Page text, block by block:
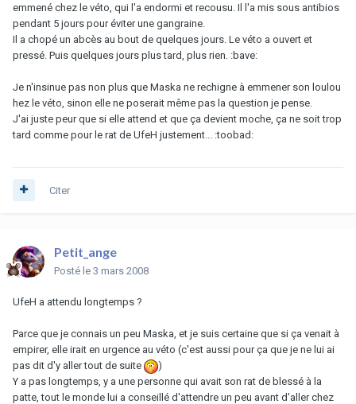
emmené chez le véto, qui l'a endormi et recousu. Il l'a mis sous antibios
pendant 5 jours pour éviter une gangraine.
Il a chopé un abcès au bout de quelques jours. Le véto a ouvert et
pressé. Puis quelques jours plus tard, plus rien. :bave:
Je n'insinue pas non plus que Maska ne rechigne à emmener son loulou
hez le véto, sinon elle ne poserait même pas la question je pense.
J'ai juste peur que si elle attend et que ça devient moche, ça ne soit trop
tard comme pour le rat de UfeH justement... :toobad:
Citer
Petit_ange
Posté le 3 mars 2008
UfeH a attendu longtemps ?
Parce que je connais un peu Maska, et je suis certaine que si ça venait à
empirer, elle irait en urgence au véto (c'est aussi pour ça que je ne lui ai
pas dit d'y aller tout de suite
)
Y a pas longtemps, y a une personne qui avait son rat de blessé à la
patte, tout le monde lui a conseillé d'attendre un peu avant d'aller chez